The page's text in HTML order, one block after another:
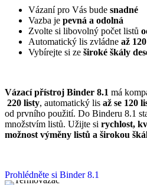
Vázaní pro Vás bude snadné
Vazba je pevná a odolná
Zvolte si libovolný počet listů
Automatický lis zvládne až
Vybírejte si ze široké škály
Vázací přístroj Binder 8.1 má
220 listy, automatický lis až se 120
od prvního použití. Do Binderu 8.1
množstvím listů. Užijte si rychlost,
možnost výměny listů a širokou
Prohlédněte si Binder 8.1